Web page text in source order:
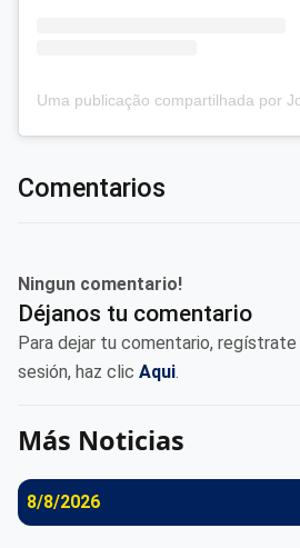
Comentarios
Ningun comentario!
Déjanos tu comentario
Para dejar tu comentario, regístrate
sesión, haz clic Aqui.
Más Noticias
8/8/2026